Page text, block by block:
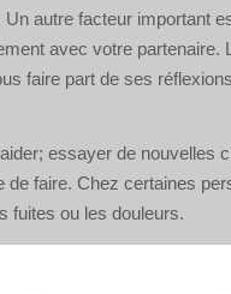
autre facteur important
avec votre partenaire.
faire part de ses
essayer de nouvelles
de faire. Chez certaines
fuites ou les douleurs.